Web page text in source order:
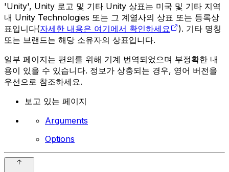
'Unity', Unity 로고 및 기타 Unity 상표는 미국 및 기타 지역
내 Unity Technologies 또는 그 계열사의 상표 또는 등록상
표입니다(자세한 내용은 여기에서 확인하세요
). 기타 명칭
또는 브랜드는 해당 소유자의 상표입니다.
일부 페이지는 편의를 위해 기계 번역되었으며 부정확한 내
용이 있을 수 있습니다. 정보가 상충되는 경우, 영어 버전을
우선으로 참조하세요.
보고 있는 페이지
Arguments
Options